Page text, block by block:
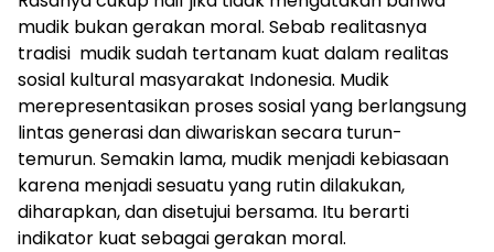
mudik bukan gerakan moral. Sebab realitasnya
tradisi mudik sudah tertanam kuat dalam realitas
sosial kultural masyarakat Indonesia. Mudik
merepresentasikan proses sosial yang berlangsung
lintas generasi dan diwariskan secara turun-
temurun. Semakin lama, mudik menjadi kebiasaan
karena menjadi sesuatu yang rutin dilakukan,
diharapkan, dan disetujui bersama. Itu berarti
indikator kuat sebagai gerakan moral.